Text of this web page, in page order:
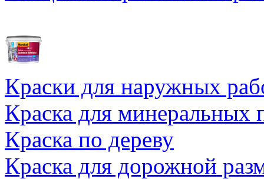
Краски для наружных
Краска для минеральных
Краска по дереву
Краска для дорожной